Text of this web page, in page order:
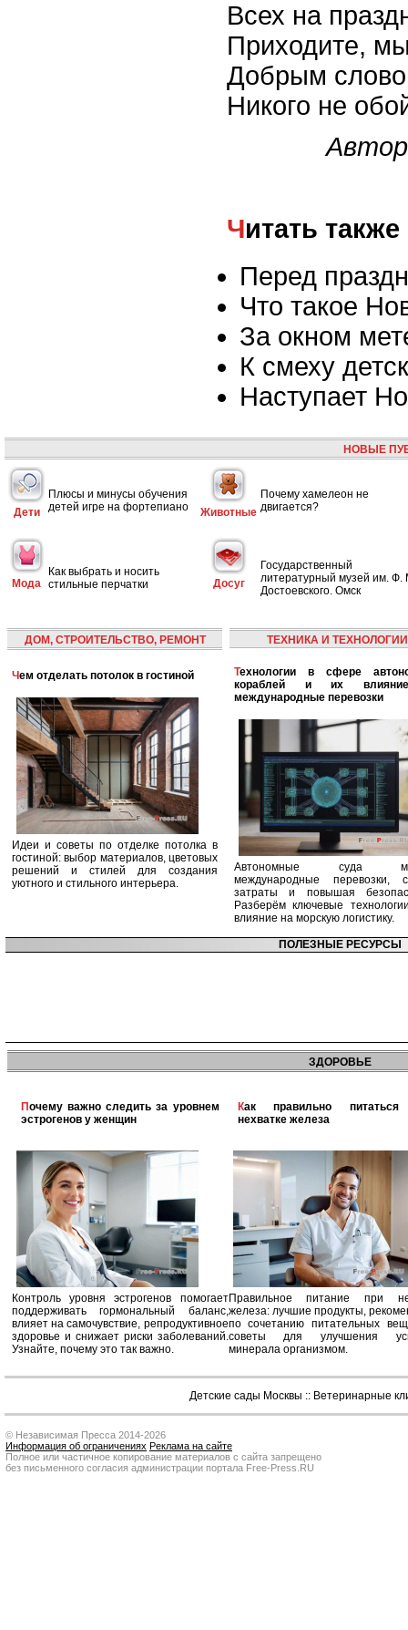
Всех на
Приходите,
Добрым
Никого не
Читать также
Перед
Что такое
За окном
К смеху
Наступает
НОВЫЕ
Дети
Плюсы и минусы обучения
детей игре на фортепиано
Животные
Почему хамелеон не
двигается?
Мода
Как выбрать и носить
стильные перчатки
Досуг
Государственный
литературный музей им. Ф.
Достоевского. Омск
ДОМ, СТРОИТЕЛЬСТВО, РЕМОНТ
Чем отделать потолок в гостиной
Идеи и советы по отделке потолка в
гостиной: выбор материалов, цветовых
решений и стилей для создания
уютного и стильного интерьера.
ТЕХНИКА И ТЕХНОЛОГИИ
Технологии в сфере автономных
кораблей и их
международные перевозки
Автономные суда
международные перевозки,
затраты и повышая
Разберём ключевые
влияние на морскую логистику.
ПОЛЕЗНЫЕ РЕСУРСЫ
ЗДОРОВЬЕ
Почему важно следить за уровнем
эстрогенов у женщин
Контроль уровня эстрогенов помогает
поддерживать гормональный баланс,
влияет на самочувствие, репродуктивное
здоровье и снижает риски заболеваний.
Узнайте, почему это так важно.
Как правильно питаться при
нехватке железа
Правильное питание при
железа: лучшие продукты,
по сочетанию питательных
советы для улучшения
минерала организмом.
Детские сады Москвы :: Ветеринарные
© Независимая Пресса 2014-2026
Информация об ограничениях Реклама на сайте
Полное или частичное копирование материалов с сайта запрещено
без письменного согласия администрации портала Free-Press.RU